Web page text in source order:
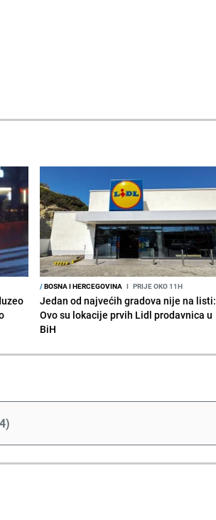
/BOSNA I HERCEGOVINA I PRIJE OKO 11H
Jedan od najvećih gradova nije na listi:
Ovo su lokacije prvih Lidl prodavnica u
BiH
4)